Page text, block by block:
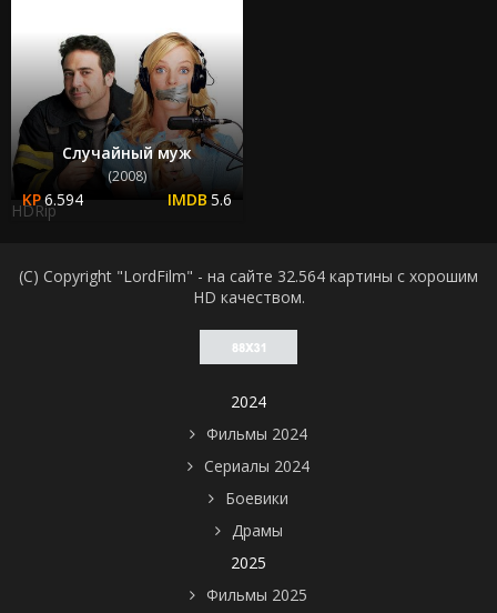
Случайный муж
(2008)
6.594 5.6
HDRip
(C) Copyright "LordFilm" - на сайте 32.564 картины с хорошим
HD качеством.
2024
Фильмы 2024
Сериалы 2024
Боевики
Драмы
2025
Фильмы 2025